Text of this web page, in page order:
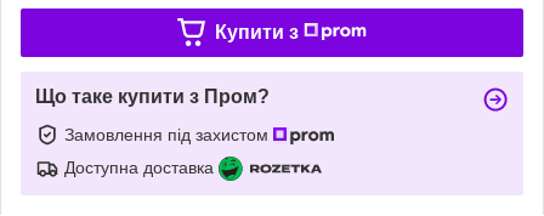
Купити з
Що таке купити з Пром?
Замовлення під захистом
Доступна доставка